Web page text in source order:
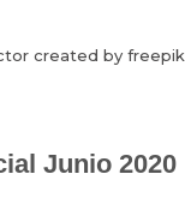
created by freepik
Junio 2020